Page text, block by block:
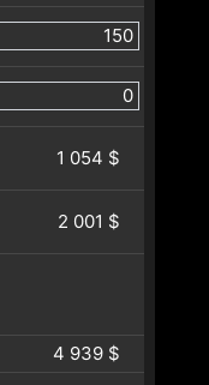
1 054 $
2 001 $
4 939 $